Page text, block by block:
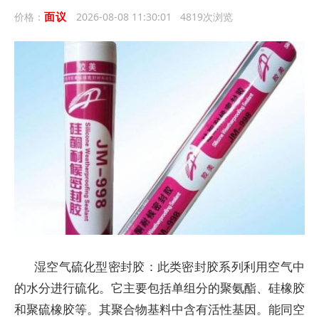
价格： 面议 2026-08-08 11:30:01 4819次浏览
湿空气硫化型密封胶：此类密封胶系列利用空气中
的水分进行硫化。它主要包括单组分的聚氨酯、硅橡胶
和聚硫橡胶等。其聚合物基料中含有活性基因。能同空